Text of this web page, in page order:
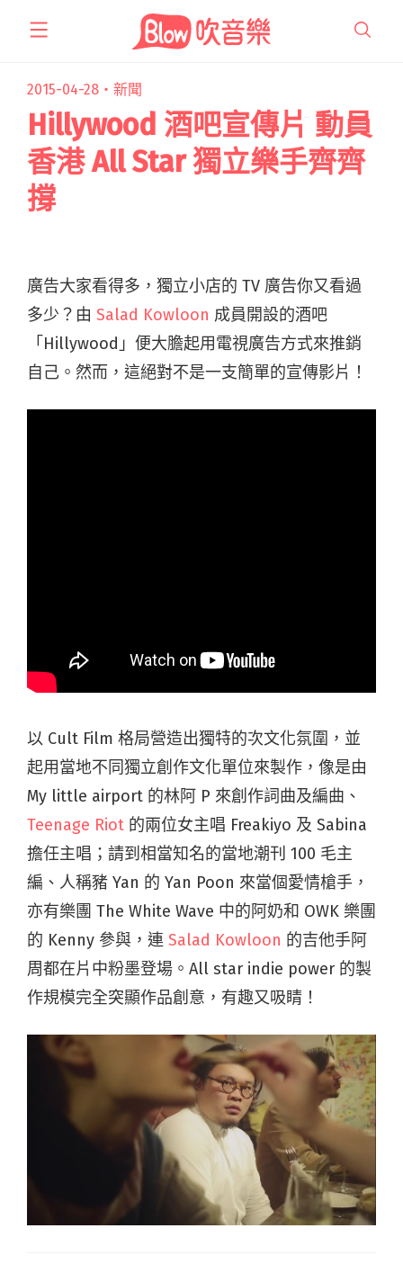
2015-04-28・ 新聞
Hillywood 酒吧宣傳片 動員
香港 All Star 獨立樂手齊齊
撐
廣告大家看得多，獨立小店的 TV 廣告你又看過
多少？由 Salad Kowloon 成員開設的酒吧
「Hillywood」便大膽起用電視廣告方式來推銷
自己。然而，這絕對不是一支簡單的宣傳影片！
以 Cult Film 格局營造出獨特的次文化氛圍，並
起用當地不同獨立創作文化單位來製作，像是由
My little airport 的林阿 P 來創作詞曲及編曲、
Teenage Riot 的兩位女主唱 Freakiyo 及 Sabina
擔任主唱；請到相當知名的當地潮刊 100 毛主
編、人稱豬 Yan 的 Yan Poon 來當個愛情槍手，
亦有樂團 The White Wave 中的阿奶和 OWK 樂團
的 Kenny 參與，連 Salad Kowloon 的吉他手阿
周都在片中粉墨登場。All star indie power 的製
作規模完全突顯作品創意，有趣又吸睛！